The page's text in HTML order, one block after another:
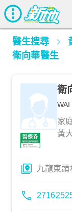
醫生搜尋
衛向華醫生
衛
WAI
家
黃
九龍東